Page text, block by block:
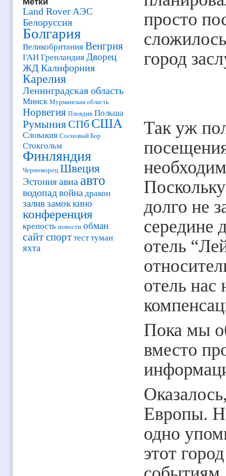
Land Rover АЭС
Белоруссия
Болгария
Великобритания Венгрия
ГАИ Гренландия Дворец
ЖД Калифорния
Карелия
Ленинградская область
Минск Мурманская область
Норвегия Пловдив Польша
Румыния СПб США
Словакия Сосновый Бор
Стокгольм
Финляндия
Черноморец Швеция
Эстонияавиа авто
водопадвойна дракон
залив замоккино
конференция
крепость новости обман
сайтспорт тест туман
яхта
просто
город
Так уж
долго не
середине
отель
отель нас
Пока мы
вместо
Европы.
одно
этот